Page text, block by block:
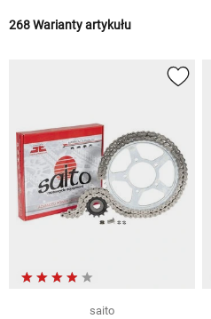
268 Warianty artykułu
saito